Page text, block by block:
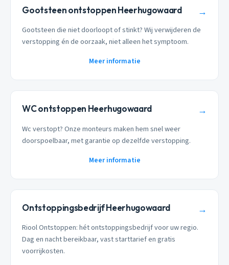
Gootsteen ontstoppen Heerhugowaard →
Gootsteen die niet doorloopt of stinkt? Wij verwijderen de
verstopping én de oorzaak, niet alleen het symptoom.
Meer informatie
WC ontstoppen Heerhugowaard →
Wc verstopt? Onze monteurs maken hem snel weer
doorspoelbaar, met garantie op dezelfde verstopping.
Meer informatie
Ontstoppingsbedrijf Heerhugowaard →
Riool Ontstoppen: hét ontstoppingsbedrijf voor uw regio.
Dag en nacht bereikbaar, vast starttarief en gratis
voorrijkosten.